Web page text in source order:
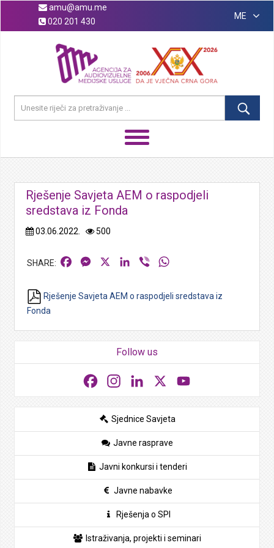
amu@amu.me
020 201 430
ME
Rješenje Savjeta AEM o raspodjeli
sredstava iz Fonda
03.06.2022. 500
FacebookMessengerLinkedIn
Viber
Rješenje Savjeta AEM o raspodjeli sredstava iz
Fonda
Follow us
FacebookInstagramLinkedIn
Sjednice Savjeta
Javne rasprave
Javni konkursi i tenderi
Javne nabavke
Rješenja o SPI
Istraživanja, projekti i seminari